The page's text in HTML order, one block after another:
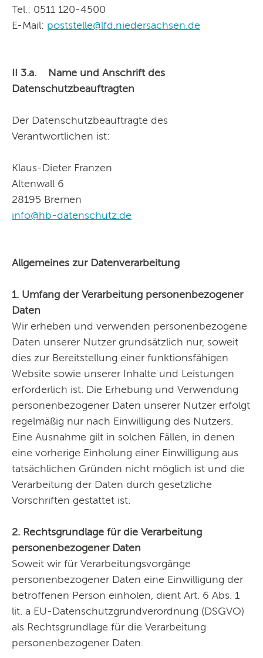
Tel.: 0511 120-4500
E-Mail: poststelle@lfd.niedersachsen.de
II 3.a. Name und Anschrift des
Datenschutzbeauftragten
Der Datenschutzbeauftragte des
Verantwortlichen ist:
Klaus-Dieter Franzen
Altenwall 6
28195 Bremen
info@hb-datenschutz.de
Allgemeines zur Datenverarbeitung
1. Umfang der Verarbeitung personenbezogener
Daten
Wir erheben und verwenden personenbezogene
Daten unserer Nutzer grundsätzlich nur, soweit
dies zur Bereitstellung einer funktionsfähigen
Website sowie unserer Inhalte und Leistungen
erforderlich ist. Die Erhebung und Verwendung
personenbezogener Daten unserer Nutzer erfolgt
regelmäßig nur nach Einwilligung des Nutzers.
Eine Ausnahme gilt in solchen Fällen, in denen
eine vorherige Einholung einer Einwilligung aus
tatsächlichen Gründen nicht möglich ist und die
Verarbeitung der Daten durch gesetzliche
Vorschriften gestattet ist.
2. Rechtsgrundlage für die Verarbeitung
personenbezogener Daten
Soweit wir für Verarbeitungsvorgänge
personenbezogener Daten eine Einwilligung der
betroffenen Person einholen, dient Art. 6 Abs. 1
lit. a EU-Datenschutzgrundverordnung (DSGVO)
als Rechtsgrundlage für die Verarbeitung
personenbezogener Daten.